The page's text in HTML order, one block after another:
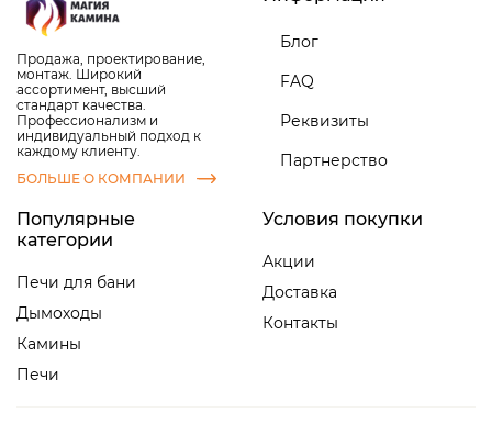
Продажа, проектирование,
монтаж. Широкий
ассортимент, высший
стандарт качества.
Профессионализм и
индивидуальный подход к
каждому клиенту.
БОЛЬШЕ О КОМПАНИИ
Блог
FAQ
Реквизиты
Партнерство
Популярные
категории
Печи для бани
Дымоходы
Камины
Печи
Условия покупки
Акции
Доставка
Контакты